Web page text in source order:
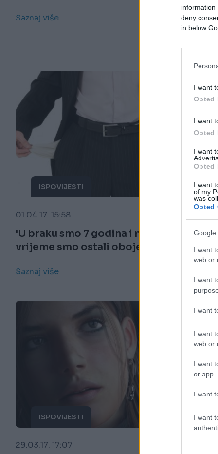
information
deny
in below
I want
Opted
I want
Opted
I want
Opted
I want
of my
was
Opted
Google
I want
web or
I want
I want
I want
web or
I want
or app.
I want
I want
Saznaj više
ISPOVIJESTI
01.04.17. 15:58
'U braku smo 7 godina i nekako u isto
vrijeme smo ostali oboje bez posla'
Saznaj više
ISPOVIJESTI
29.03.17. 17:07